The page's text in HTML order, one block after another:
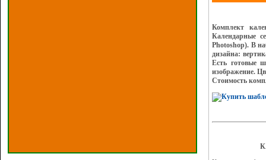
Комплект
Календарные
Photoshop). В
дизайна:
Есть готовые
изображение.
Стоимость